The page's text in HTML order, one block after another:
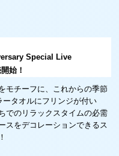
Special Live
始！
モチーフに、これからの季節
タオルにフリンジが付い
でのリラックスタイムの必需
スをデコレーションできるス